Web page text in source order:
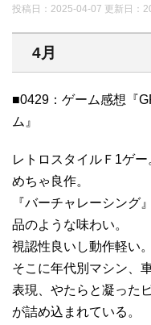
投稿日：2025-04-07 更新日：
4月
■0429：ゲーム感想『
ム』
レトロスタイルＦ1ゲー
めちゃ良作。
『バーチャレーシング
品のような味わい。
視認性良いし動作軽い
そこに年代別マシン、
表現、やたらと凝った
が詰め込まれている。